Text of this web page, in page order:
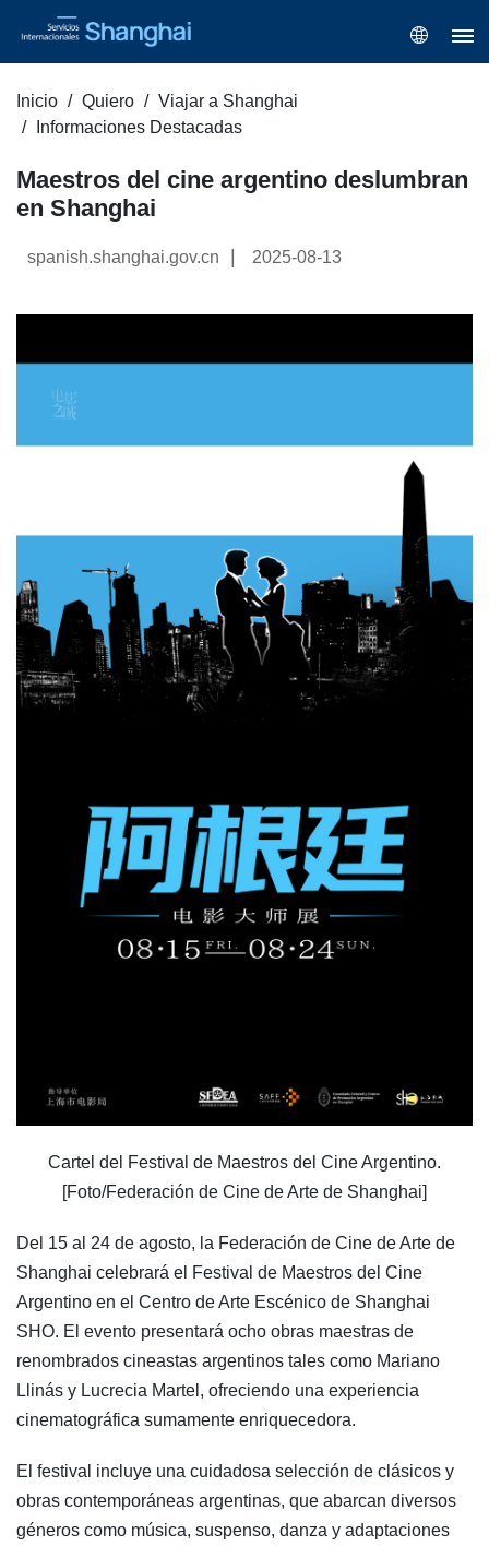
Inicio Quiero
Viajar a Shanghai
Informaciones Destacadas
Maestros del cine argentino deslumbran
en Shanghai
spanish.shanghai.gov.cn 2025-08-13
Cartel del Festival de Maestros del Cine Argentino.
[Foto/Federación de Cine de Arte de Shanghai]
Del 15 al 24 de agosto, la Federación de Cine de Arte de
Shanghai celebrará el Festival de Maestros del Cine
Argentino en el Centro de Arte Escénico de Shanghai
SHO. El evento presentará ocho obras maestras de
renombrados cineastas argentinos tales como Mariano
Llinás y Lucrecia Martel, ofreciendo una experiencia
cinematográfica sumamente enriquecedora.
El festival incluye una cuidadosa selección de clásicos y
obras contemporáneas argentinas, que abarcan diversos
géneros como música, suspenso, danza y adaptaciones